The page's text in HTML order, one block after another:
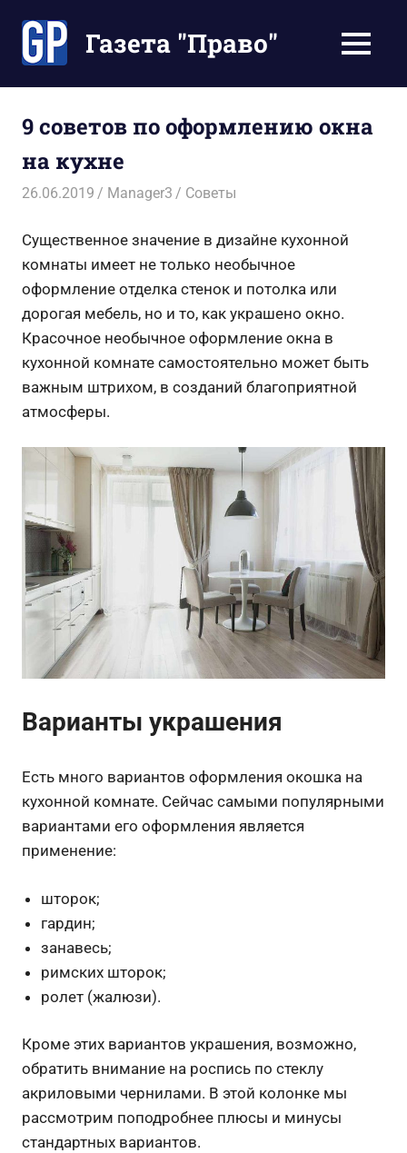
содержимомуГазета "Право"
экономят
Ваше
время
МЕНЮ
9 советов по оформлению окна
на кухне
26.06.2019 Manager3 Советы
Существенное значение в дизайне кухонной
комнаты имеет не только необычное
оформление отделка стенок и потолка или
дорогая мебель, но и то, как украшено окно.
Красочное необычное оформление окна в
кухонной комнате самостоятельно может быть
важным штрихом, в созданий благоприятной
атмосферы.
Варианты украшения
Есть много вариантов оформления окошка на
кухонной комнате. Сейчас самыми популярными
вариантами его оформления является
применение:
шторок;
гардин;
занавесь;
римских шторок;
ролет (жалюзи).
Кроме этих вариантов украшения, возможно,
обратить внимание на роспись по стеклу
акриловыми чернилами. В этой колонке мы
рассмотрим поподробнее плюсы и минусы
стандартных вариантов.